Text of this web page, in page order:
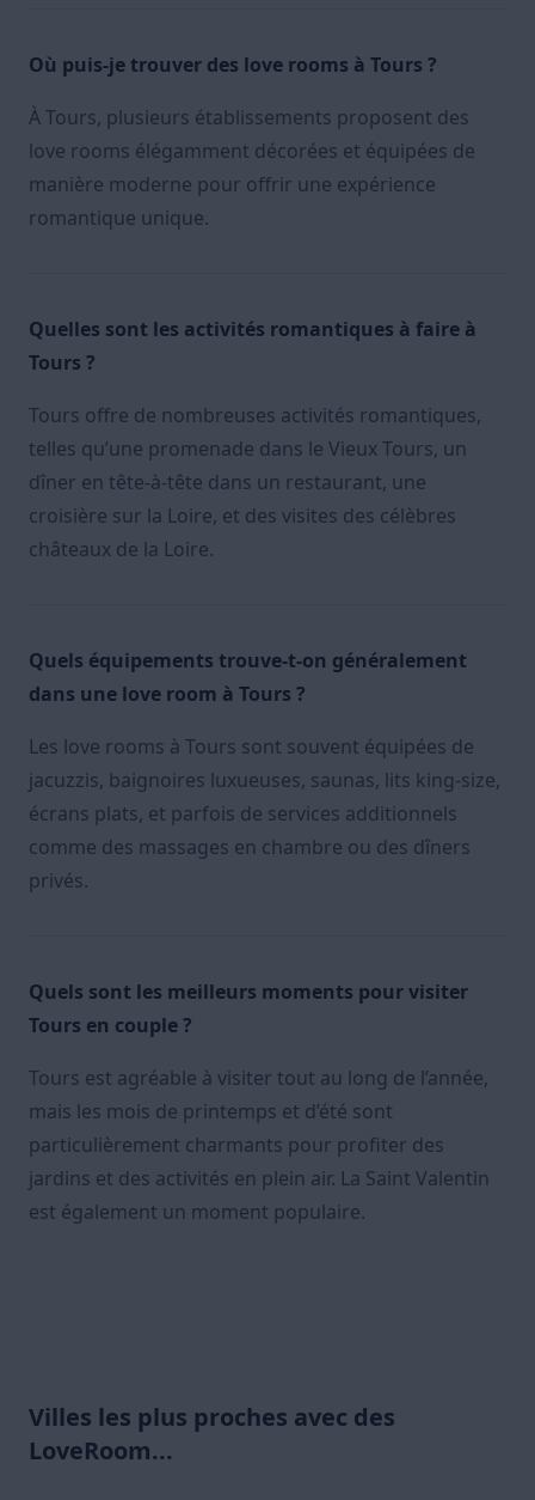
Où puis-je trouver des love rooms à Tours ?
À Tours, plusieurs établissements proposent des
love rooms élégamment décorées et équipées de
manière moderne pour offrir une expérience
romantique unique.
Quelles sont les activités romantiques à faire à
Tours ?
Tours offre de nombreuses activités romantiques,
telles qu’une promenade dans le Vieux Tours, un
dîner en tête-à-tête dans un restaurant, une
croisière sur la Loire, et des visites des célèbres
châteaux de la Loire.
Quels équipements trouve-t-on généralement
dans une love room à Tours ?
Les love rooms à Tours sont souvent équipées de
jacuzzis, baignoires luxueuses, saunas, lits king-size,
écrans plats, et parfois de services additionnels
comme des massages en chambre ou des dîners
privés.
Quels sont les meilleurs moments pour visiter
Tours en couple ?
Tours est agréable à visiter tout au long de l’année,
mais les mois de printemps et d’été sont
particulièrement charmants pour profiter des
jardins et des activités en plein air. La Saint Valentin
est également un moment populaire.
Villes les plus proches avec des
LoveRoom...